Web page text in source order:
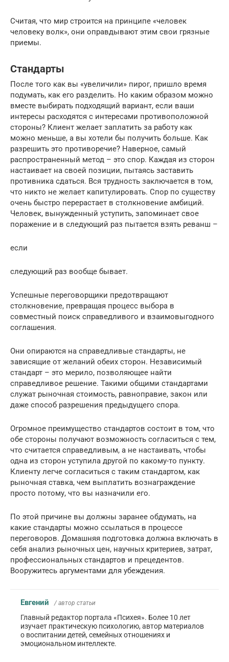
Считая, что мир строится на принципе «человек
человеку волк», они оправдывают этим свои грязные
приемы.
Стандарты
После того как вы «увеличили» пирог, пришло время
подумать, как его разделить. Но каким образом можно
вместе выбирать подходящий вариант, если ваши
интересы расходятся с интересами противоположной
стороны? Клиент желает заплатить за работу как
можно меньше, а вы хотели бы получить больше. Как
разрешить это противоречие? Наверное, самый
распространенный метод – это спор. Каждая из сторон
настаивает на своей позиции, пытаясь заставить
противника сдаться. Вся трудность заключается в том,
что никто не желает капитулировать. Спор по существу
очень быстро перерастает в столкновение амбиций.
Человек, вынужденный уступить, запоминает свое
поражение и в следующий раз пытается взять реванш –
если
следующий раз вообще бывает.
Успешные переговорщики предотвращают
столкновение, превращая процесс выбора в
совместный поиск справедливого и взаимовыгодного
соглашения.
Они опираются на справедливые стандарты, не
зависящие от желаний обеих сторон. Независимый
стандарт – это мерило, позволяющее найти
справедливое решение. Такими общими стандартами
служат рыночная стоимость, равноправие, закон или
даже способ разрешения предыдущего спора.
Огромное преимущество стандартов состоит в том, что
обе стороны получают возможность согласиться с тем,
что считается справедливым, а не настаивать, чтобы
одна из сторон уступила другой по какому-то пункту.
Клиенту легче согласиться с таким стандартом, как
рыночная ставка, чем выплатить вознаграждение
просто потому, что вы назначили его.
По этой причине вы должны заранее обдумать, на
какие стандарты можно ссылаться в процессе
переговоров. Домашняя подготовка должна включать в
себя анализ рыночных цен, научных критериев, затрат,
профессиональных стандартов и прецедентов.
Вооружитесь аргументами для убеждения.
Евгений / автор статьи
Главный редактор портала «Психея». Более 10 лет
изучает практическую психологию, автор материалов
о воспитании детей, семейных отношениях и
эмоциональном интеллекте.